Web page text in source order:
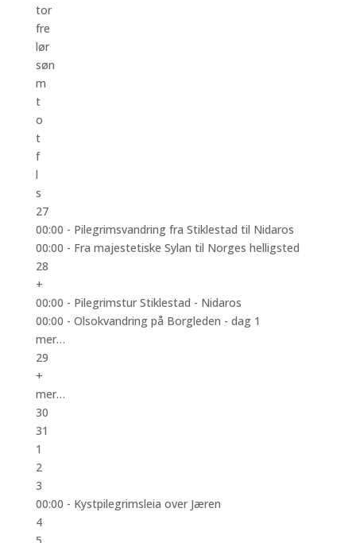
tor
fre
lør
søn
m
t
o
t
f
l
s
27
00:00 - Pilegrimsvandring fra Stiklestad til Nidaros
00:00 - Fra majestetiske Sylan til Norges helligsted
28
+
00:00 - Pilegrimstur Stiklestad - Nidaros
00:00 - Olsokvandring på Borgleden - dag 1
mer…
29
+
mer…
30
31
1
2
3
00:00 - Kystpilegrimsleia over Jæren
4